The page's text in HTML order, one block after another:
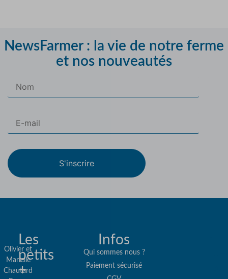
NewsFarmer : la vie de notre ferme
et nos nouveautés
S'inscrire
Olivier et
Marielle
Chautard
Les
petits
+
Infos
Qui sommes nous ?
Paiement sécurisé